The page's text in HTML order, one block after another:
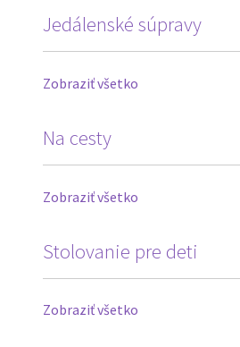
Jedálenské súpravy
Zobraziť všetko
Na cesty
Zobraziť všetko
Stolovanie pre deti
Zobraziť všetko